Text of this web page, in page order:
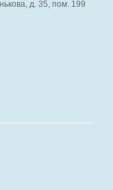
д. 35, пом. 199